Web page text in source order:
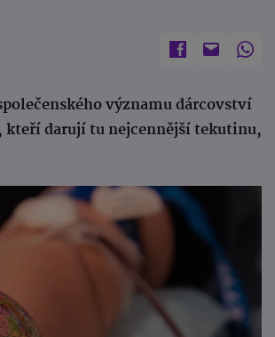
významu dárcovství
kteří darují tu nejcennější tekutinu,